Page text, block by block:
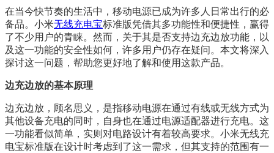
在当今快节奏的生活中，移动电源已成为许多人日常出行的必
备品。小米无线充电宝标准版凭借其多功能性和便捷性，赢得
了不少用户的青睐。然而，关于其是否支持边充边放功能，以
及这一功能的安全性如何，许多用户仍存在疑问。本文将深入
探讨这一问题，帮助您更好地了解和使用这款产品。
边充边放的基本原理
边充边放，顾名思义，是指移动电源在通过有线或无线方式为
其他设备充电的同时，自身也在通过电源适配器进行充电。这
一功能看似简单，实则对电路设计有着较高要求。小米无线充
电宝标准版在设计时考虑到了这一需求，但其支持的范围有一